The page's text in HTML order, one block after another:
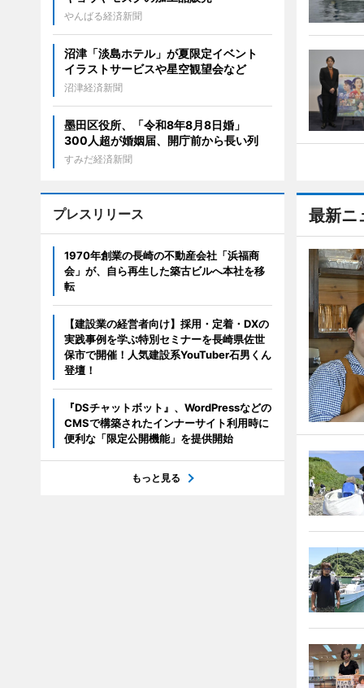
最新ニ
やんばる経済新聞
沼津「淡島ホテル」が夏限定イベント
イラストサービスや星空観望会など
沼津経済新聞
墨田区役所、「令和8年8月8日婚」
300人超が婚姻届、開庁前から長い列
すみだ経済新聞
プレスリリース
1970年創業の長崎の不動産会社「浜福商
会」が、自ら再生した築古ビルへ本社を移
転
【建設業の経営者向け】採用・定着・DXの
実践事例を学ぶ特別セミナーを長崎県佐世
保市で開催！人気建設系YouTuber石男くん
登壇！
『DSチャットボット』、WordPressなどの
CMSで構築されたインナーサイト利用時に
便利な「限定公開機能」を提供開始
もっと見る